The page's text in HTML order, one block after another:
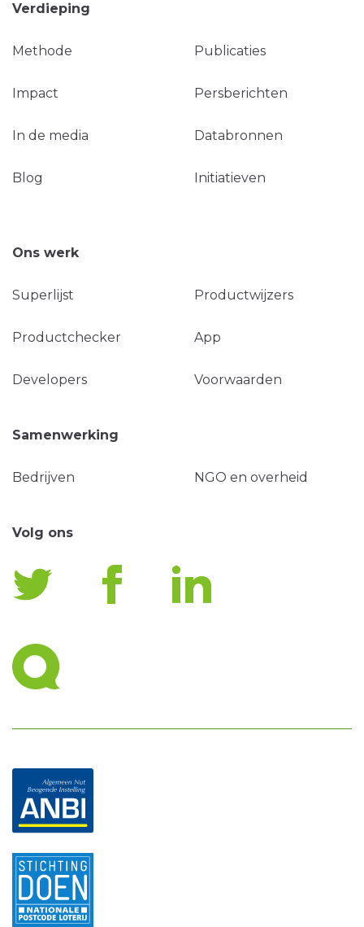
Verdieping
Methode Publicaties
Impact Persberichten
In de media Databronnen
Blog Initiatieven
Ons werk
Superlijst Productwijzers
Productchecker App
Developers Voorwaarden
Samenwerking
Bedrijven NGO en overheid
Volg ons